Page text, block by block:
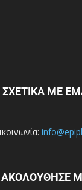
ΣΧΕΤΙΚΑ ΜΕ
ΑΚΟΛΟΥΘΗΣΕ